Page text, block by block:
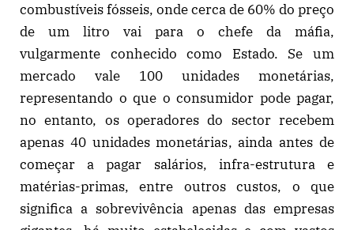
combustíveis fósseis, onde cerca de 60% do preço
de um litro vai para o chefe da máfia,
vulgarmente conhecido como Estado. Se um
mercado vale 100 unidades monetárias,
representando o que o consumidor pode pagar,
no entanto, os operadores do sector recebem
apenas 40 unidades monetárias, ainda antes de
começar a pagar salários, infra-estrutura e
matérias-primas, entre outros custos, o que
significa a sobrevivência apenas das empresas